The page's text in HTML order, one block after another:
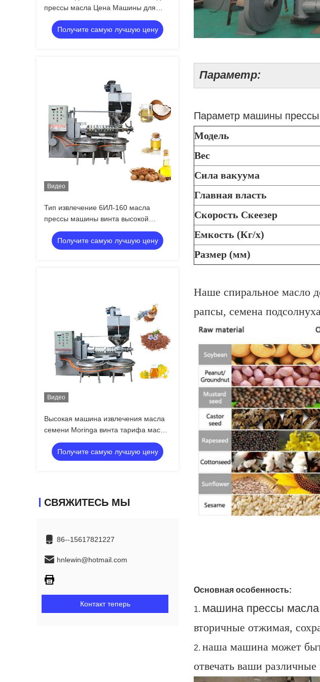
прессы масла Цена Машины для
масла арахисового канолы С 380В
Получите самую лучшую цену
Видео
Тип извлечение 6ИЛ-160 масла
прессы машины винта высокой
эффективности/винта прессы
Получите самую лучшую цену
Видео
Высокая машина извлечения масла
семени Moringa винта тарифа масла
с фидером торта масла
Получите самую лучшую цену
СВЯЖИТЕСЬ МЫ
86--15617821227
hnlewin@hotmail.com
Контакт теперь
Параметр:
Параметр машины
Модель
Вес
Сила вакуума
Главная власть
Скорость Скеезер
Емкость (Кг/х)
Размер (мм)
Наше спиральное масло
рапсы, семена
Основная особенность:
1. машина прессы масла
вторичные отжимая,
2. наша машина может
отвечать ваши